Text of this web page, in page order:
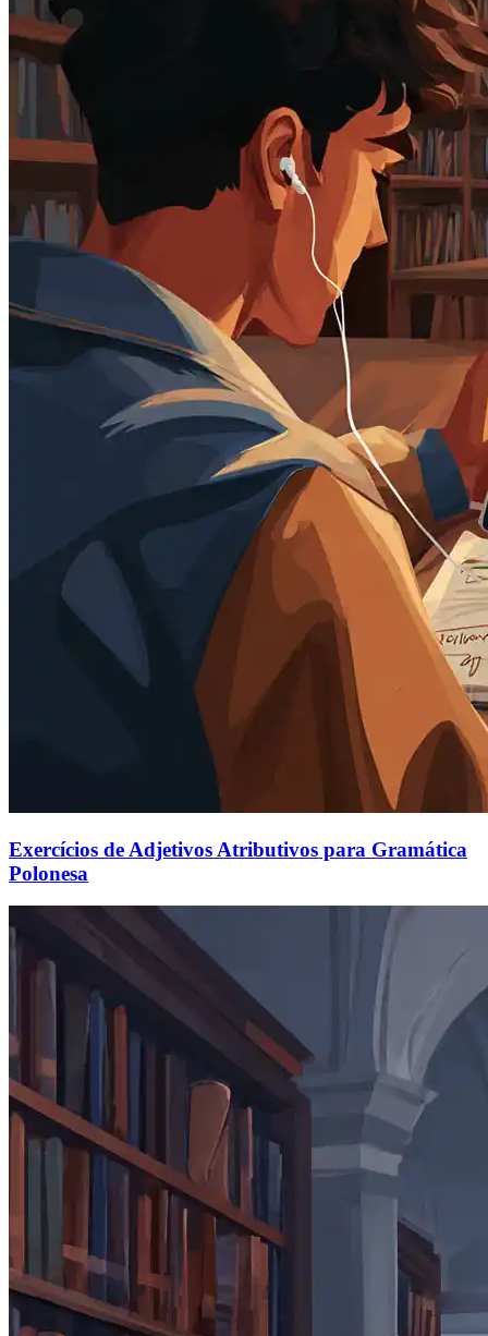
Exercícios de Adjetivos Atributivos para Gramática
Polonesa